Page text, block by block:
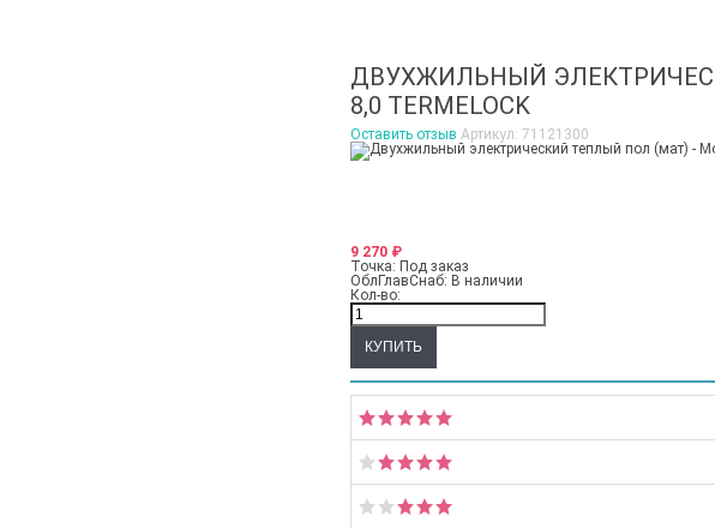
ДВУХЖИЛЬНЫЙ
8,0 TERMELOCK
Оставить отзыв Артикул: 71121300
9 270 ₽
Точка: Под заказ
ОблГлавСнаб: В наличии
Кол-во: